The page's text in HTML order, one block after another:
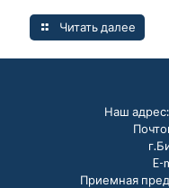
Читать далее
Наш
E-
Приемная